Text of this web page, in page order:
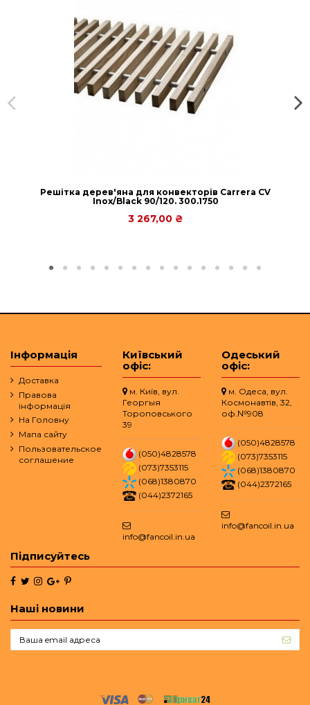
Решітка дерев'яна для конвекторів Carrera СV
Inox/Black 90/120. 300.1750
3 267,00 ₴
Інформація
Доставка
Правова
інформація
На Головну
Мапа сайту
Пользовательское
соглашение
Київський
офіс:
м. Київ, вул.
Георгыя
Тороповського
39
(050)4828578
(073)7353115
(068)1380870
(044)2372165
info@fancoil.in.ua
Одеський
офіс:
м. Одеса, вул.
Космонавтів, 32,
оф.№908
(050)4828578
(073)7353115
(068)1380870
(044)2372165
info@fancoil.in.ua
Підписуйтесь
Наші новини